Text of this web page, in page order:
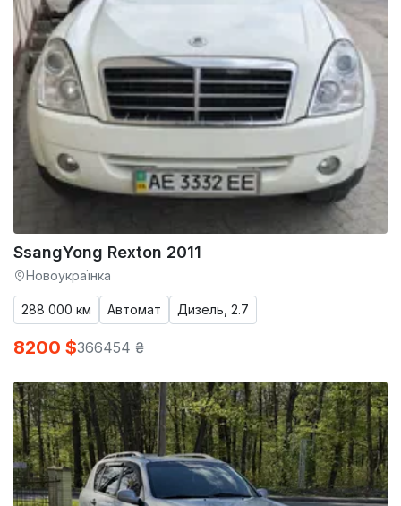
SsangYong Rexton 2011
Новоукраїнка
288 000 км Автомат Дизель, 2.7
8200 $366454 ₴